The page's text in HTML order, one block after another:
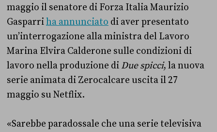
maggio il senatore di Forza Italia Maurizio
Gasparriha annunciato di aver presentato
un’interrogazione alla ministra del Lavoro
Marina Elvira Calderone sulle condizioni di
lavoro nella produzione di Due spicci, la nuova
serie animata di Zerocalcare uscita il 27
maggio su Netflix.
«Sarebbe paradossale che una serie televisiva